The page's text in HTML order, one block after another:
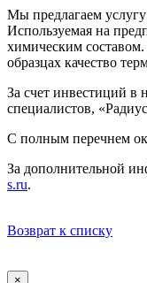
Мы предлагаем
Используемая на
химическим составом.
образцах качество
За счет инвестиций в
специалистов,
С полным перечнем
За дополнительной
s.ru.
Возврат к списку
×